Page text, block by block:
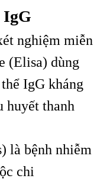
IgG
nghiệm miễn
(Elisa) dùng
IgG kháng
huyết thanh
là bệnh nhiễm
chi